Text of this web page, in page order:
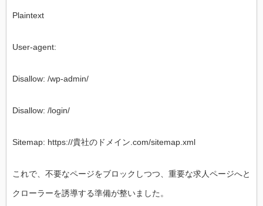
Plaintext
User-agent:
Disallow: /wp-admin/
Disallow: /login/
Sitemap: https://貴社のドメイン.com/sitemap.xml
これで、不要なページをブロックしつつ、重要な求人ページへと
クローラーを誘導する準備が整いました。